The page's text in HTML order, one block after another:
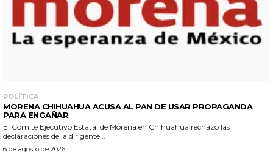
POLÍTICA
MORENA CHIHUAHUA ACUSA AL PAN DE USAR PROPAGANDA
PARA ENGAÑAR
El Comité Ejecutivo Estatal de Morena en Chihuahua rechazó las
declaraciones de la dirigente...
6 de agosto de 2026